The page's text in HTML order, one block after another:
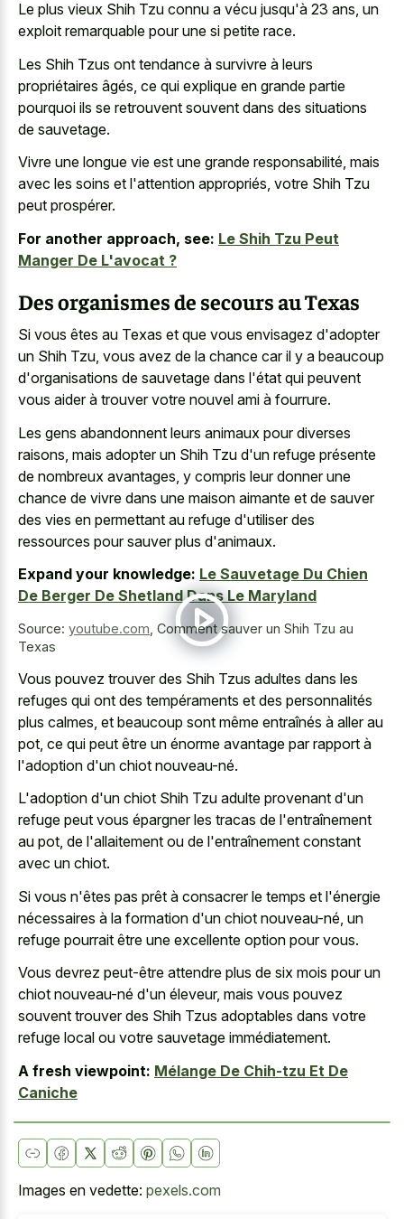
Le plus vieux Shih Tzu connu a vécu jusqu'à 23 ans, un
exploit remarquable pour une si petite race.
Les Shih Tzus ont tendance à survivre à leurs
propriétaires âgés, ce qui explique en grande partie
pourquoi ils se retrouvent souvent dans des situations
de sauvetage.
Vivre une longue vie est une grande responsabilité, mais
avec les soins et l'attention appropriés, votre Shih Tzu
peut prospérer.
For another approach, see: Le Shih Tzu Peut
Manger De L'avocat ?
Des organismes de secours au Texas
Si vous êtes au Texas et que vous envisagez d'adopter
un Shih Tzu, vous avez de la chance car il y a beaucoup
d'organisations de sauvetage dans l'état qui peuvent
vous aider à trouver votre nouvel ami à fourrure.
Les gens abandonnent leurs animaux pour diverses
raisons, mais adopter un Shih Tzu d'un refuge présente
de nombreux avantages, y compris leur donner une
chance de vivre dans une maison aimante et de sauver
des vies en permettant au refuge d'utiliser des
ressources pour sauver plus d'animaux.
Expand your knowledge: Le Sauvetage Du Chien
De Berger De Shetland Dans Le Maryland
Source: youtube.com Comment sauver un Shih Tzu au
Texas
Vous pouvez trouver des Shih Tzus adultes dans les
refuges qui ont des tempéraments et des personnalités
plus calmes, et beaucoup sont même entraînés à aller au
pot, ce qui peut être un énorme avantage par rapport à
l'adoption d'un chiot nouveau-né.
L'adoption d'un chiot Shih Tzu adulte provenant d'un
refuge peut vous épargner les tracas de l'entraînement
au pot, de l'allaitement ou de l'entraînement constant
avec un chiot.
Si vous n'êtes pas prêt à consacrer le temps et l'énergie
nécessaires à la formation d'un chiot nouveau-né, un
refuge pourrait être une excellente option pour vous.
Vous devrez peut-être attendre plus de six mois pour un
chiot nouveau-né d'un éleveur, mais vous pouvez
souvent trouver des Shih Tzus adoptables dans votre
refuge local ou votre sauvetage immédiatement.
A fresh viewpoint: Mélange De Chih-tzu Et De
Caniche
Images en vedette: pexels.com